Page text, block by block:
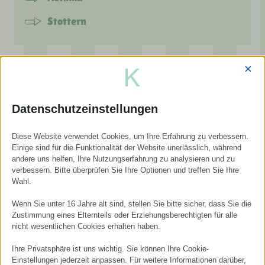
Stottern
Beziehungen & innere Muster
Alte Bindungsmuster
Schuld- oder Schamgefühle
Abgrenzung & „Nein sagen“
Selbstsabotage
Datenschutzeinstellungen
×
Diese Website verwendet Cookies, um Ihre Erfahrung zu verbessern.
Einige sind für die Funktionalität der Website unerlässlich, während
andere uns helfen, Ihre Nutzungserfahrung zu analysieren und zu
verbessern. Bitte überprüfen Sie Ihre Optionen und treffen Sie Ihre
Wahl.
Wenn Sie unter 16 Jahre alt sind, stellen Sie bitte sicher, dass Sie die
Zustimmung eines Elternteils oder Erziehungsberechtigten für alle
nicht wesentlichen Cookies erhalten haben.
Ihre Privatsphäre ist uns wichtig. Sie können Ihre Cookie-
Einstellungen jederzeit anpassen. Für weitere Informationen darüber,